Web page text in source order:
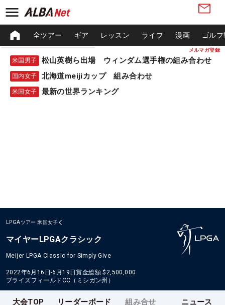
メルマガ登録
全ツアー ギア レッスン ライフ 漫画 ゴル
米国男子 松山英樹ら出場 ウィンダム選手権の組み合わせ
国内女子 北海道meijiカップ 組み合わせ
米国女子 最新の世界ランキング
LPGAツアー 米国女子
マイヤーLPGAクラシック
Meijer LPGA Classic for Simply Give
2022年6月16日-6月19日賞金総額 $2,500,000
ブライズフィールドCC（ミシガン州）
大会TOP リーダーボード 組み合せ ニュース